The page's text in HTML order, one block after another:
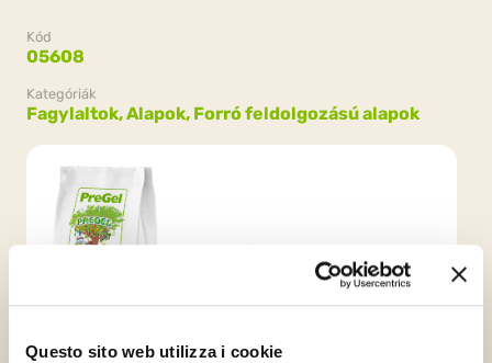
Questo sito web utilizza i cookie
Kód
05608
Kategóriák
Fagylaltok,Alapok, Forró feldolgozású alapok
8 tasakok x 1.5kg (12kg)